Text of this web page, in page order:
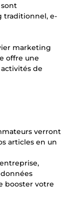
traditionnel, e-
marketing
offre une
de
verront
articles en un
booster votre